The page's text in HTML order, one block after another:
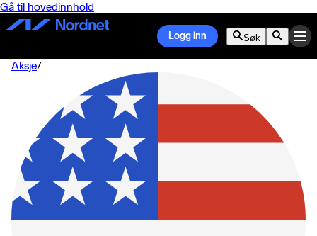
Gå til hovedinnhold
Logg inn Søk
Aksje/